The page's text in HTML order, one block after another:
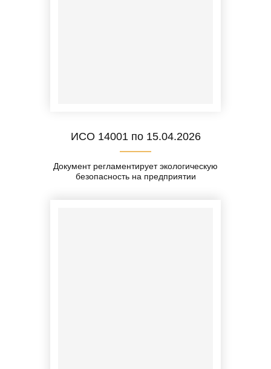
ИСО 14001 по 15.04.2026
Документ регламентирует экологическую
безопасность на предприятии